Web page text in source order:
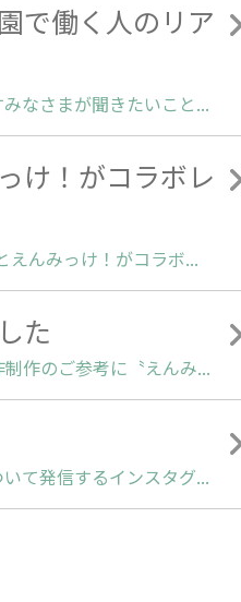
で働く人のリア
2023.06.30 | 保育施設で働く現役の先生たちに、保育士・幼稚園教諭をめざすみなさまが聞きたいことをえんみっけ！スタッフがインタビューサイト『園で働く人のリアルボイス』を開設いたしました。▼インタビューサイトはこちらhttps://note.com/enmikke/ 現役保育士さん、採用担当者さん、栄養士さん、看護師さんに聞いてみたいことリクエストください。直接聞きにくい事もえんみっけ！が間に入ります！！▼幼保学生・求職者のみなさまへ インタビューリクエストはこちらhttps://forms.gle/7r7wV359JPJhakik9
け！がコラボレ
2023.05.19 | ■2023年3月8日（水）学校法人三幸学園 大宮こども専門学校とえんみっけ！がコラボレーション！！えんみっけ！スタッフが生徒のみなさんへ『園探しガイダンス』を行い、3つのポイントをお伝えしました。■3つのポイント・見学の重要性・準備の大切さ・当日のチェックポイントガイダンスに参加した学生からのアンケートでは、・「園探しのポイントが分かったので活用してみようと思う」・「これから就活の準備をしていこうとやる気になりました」等、前向きな回答が多く、ガイダンスが役に立ったと感じられたようです。えんみっけ！の出張ガイダンスご希望の養成校様は、お問い合わせフォームよりご連絡ください。▼お問い合わせフォームhttps://enmikke.jp/contact/
た
2023.04.14 | 幼保学生のみなさん、保育施設で働くみなさんの壁面装飾や工作制作のご参考に〝えんみっけ！”と〝TOMOHARU0127'S GALLERY″がコラボ！オリジナル壁面装飾や工作作品ご紹介します。制作応援！壁面制作・工作特集ページ＞＞https://enmikke-production.jimdofree.com/
2022.04.14 | 掲載園のご紹介やサイト情報、運営オンラインイベントなどについて発信するインスタグラムアカウント（enmikke）を開設いたしました。アカウントをお持ちの方は、ぜひフォローをお願いいたします！